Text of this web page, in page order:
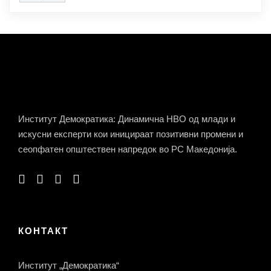
Институт Демократика: Динамична НВО од млади и
искусни експерти кои иницираат позитивни промени и
сеопфатен општествен напредок во РС Македонија.
КОНТАКТ
Институт „Демократика“